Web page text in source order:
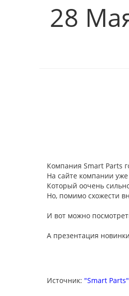
28
Компания Smart Parts
На сайте компании уже
Который оочень
Но, помимо схожести
И вот можно
А презентация
Источник: "Smart Parts"